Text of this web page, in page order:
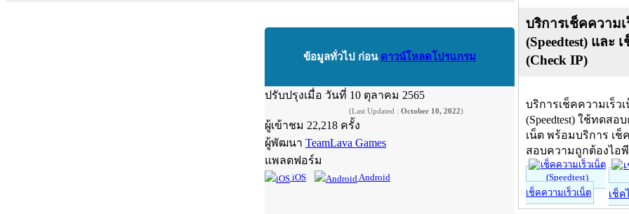
ข้อมูลทั่วไป ก่อน ดาวน์โหลดโปรแกรม
ปรับปรุงเมื่อ วันที่ 10 ตุลาคม 2565
(Last Updated : October 10, 2022)
ผู้เข้าชม 22,218 ครั้ง
ผู้พัฒนา TeamLava Games
แพลตฟอร์ม
iOS Android
บริการเช็คความเ
(Speedtest) และ
(Check IP)
บริการเช็คความเร็ว
(Speedtest) ใช้ทดสอ
เน็ต พร้อมบริการ เช็
สอบความถูกต้องไอ
เช็คความเร็วเน็ต เช็ค